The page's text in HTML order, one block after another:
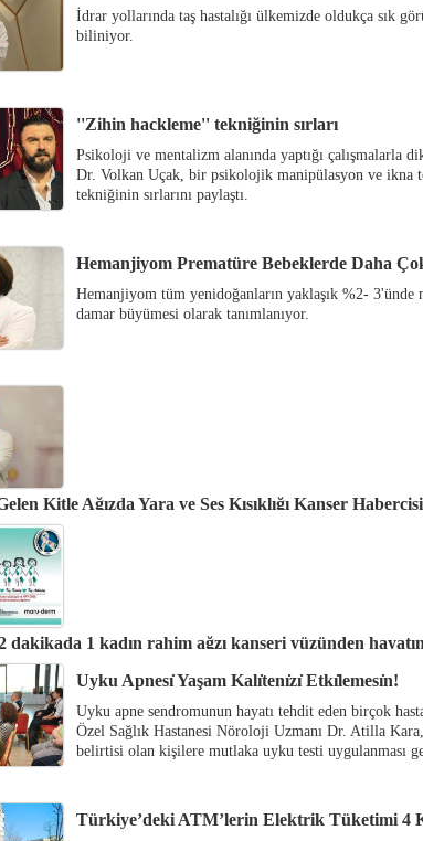
İdrar yollarında taş hastalığı ülkemizde oldukça sık
biliniyor.
''Zihin hackleme'' tekniğinin sırları
Psikoloji ve mentalizm alanında yaptığı çalışmalarla
Dr. Volkan Uçak, bir psikolojik manipülasyon ve ikna
tekniğinin sırlarını paylaştı.
Hemanjiyom Prematüre Bebeklerde Daha
Hemanjiyom tüm yenidoğanların yaklaşık %2- 3'ünde
damar büyümesi olarak tanımlanıyor.
Kitle Ağızda Yara ve Ses Kısıklığı Kanser
yüzde 9’unu, kanser kaynaklı ölümlerin ise yüzde 4’ünü
dakikada 1 kadın rahim ağzı kanseri yüzünden
görülen kanser türlerinden biri olan rahim ağzı kanseri ile
ücretsiz rahim ağzı kanseri taramalarına yönlendiriyor ve HPV
oluyor.
Uyku Apnesı̇ Yaşam Kalı̇tenı̇zı̇ Etkı̇lemesı̇n!
Uyku apne sendromunun hayatı tehdit eden birçok
Özel Sağlık Hastanesi Nöroloji Uzmanı Dr. Atilla
belirtisi olan kişilere mutlaka uyku testi uygulanması
Türkiye’deki ATM’lerin Elektrik Tüketimi 4